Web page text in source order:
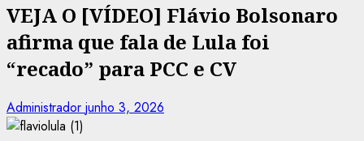
VEJA O [VÍDEO] Flávio Bolsonaro
afirma que fala de Lula foi
“recado” para PCC e CV
Administrador junho 3, 2026